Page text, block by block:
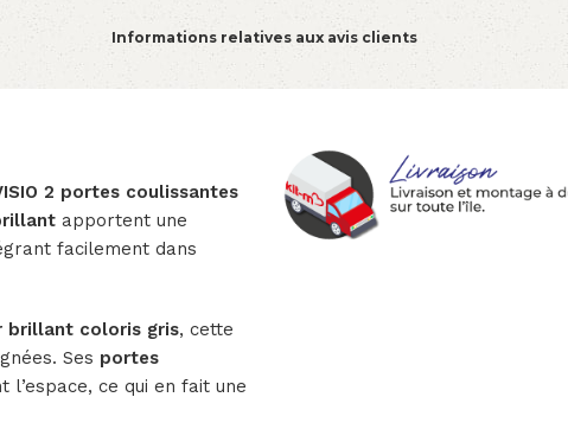
Informations relatives aux avis clients
2 portes coulissantes
apportent une
facilement dans
brillant coloris gris, cette
Ses portes
ce qui en fait une